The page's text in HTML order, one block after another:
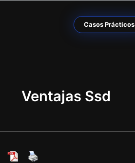
Casos Prácticos
Ventajas Ssd